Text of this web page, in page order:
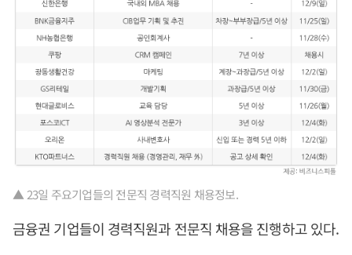
▲ 23일 주요기업들의 전문직 경력직원 채용정보.
금융권 기업들이 경력직원과 전문직 채용을 진행하고 있다.